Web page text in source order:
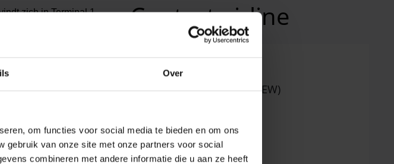
Over
om functies voor social media te bieden en om ons
gebruik van onze site met onze partners voor social
combineren met andere informatie die u aan ze heeft
zich in Terminal 1. Contact airline
Eurowings